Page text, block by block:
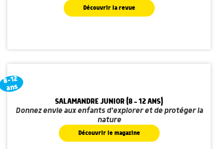
Découvrir la revue
8-12
ans
SALAMANDRE JUNIOR (8 - 12 ANS)
Donnez envie aux enfants d'explorer et de protéger la
nature
Découvrir le magazine